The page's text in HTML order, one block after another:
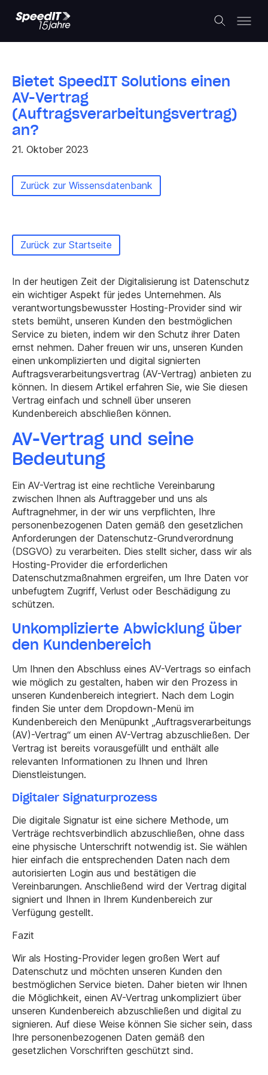
Bietet SpeedIT Solutions einen
AV-Vertrag
(Auftragsverarbeitungsvertrag)
an?
21. Oktober 2023
Zurück zur Wissensdatenbank
Zurück zur Startseite
In der heutigen Zeit der Digitalisierung ist Datenschutz
ein wichtiger Aspekt für jedes Unternehmen. Als
verantwortungsbewusster Hosting-Provider sind wir
stets bemüht, unseren Kunden den bestmöglichen
Service zu bieten, indem wir den Schutz ihrer Daten
ernst nehmen. Daher freuen wir uns, unseren Kunden
einen unkomplizierten und digital signierten
Auftragsverarbeitungsvertrag (AV-Vertrag) anbieten zu
können. In diesem Artikel erfahren Sie, wie Sie diesen
Vertrag einfach und schnell über unseren
Kundenbereich abschließen können.
AV-Vertrag und seine
Bedeutung
Ein AV-Vertrag ist eine rechtliche Vereinbarung
zwischen Ihnen als Auftraggeber und uns als
Auftragnehmer, in der wir uns verpflichten, Ihre
personenbezogenen Daten gemäß den gesetzlichen
Anforderungen der Datenschutz-Grundverordnung
(DSGVO) zu verarbeiten. Dies stellt sicher, dass wir als
Hosting-Provider die erforderlichen
Datenschutzmaßnahmen ergreifen, um Ihre Daten vor
unbefugtem Zugriff, Verlust oder Beschädigung zu
schützen.
Unkomplizierte Abwicklung über
den Kundenbereich
Um Ihnen den Abschluss eines AV-Vertrags so einfach
wie möglich zu gestalten, haben wir den Prozess in
unseren Kundenbereich integriert. Nach dem Login
finden Sie unter dem Dropdown-Menü im
Kundenbereich den Menüpunkt „Auftragsverarbeitungs
(AV)-Vertrag“ um einen AV-Vertrag abzuschließen. Der
Vertrag ist bereits vorausgefüllt und enthält alle
relevanten Informationen zu Ihnen und Ihren
Dienstleistungen.
Digitaler Signaturprozess
Die digitale Signatur ist eine sichere Methode, um
Verträge rechtsverbindlich abzuschließen, ohne dass
eine physische Unterschrift notwendig ist. Sie wählen
hier einfach die entsprechenden Daten nach dem
autorisierten Login aus und bestätigen die
Vereinbarungen. Anschließend wird der Vertrag digital
signiert und Ihnen in Ihrem Kundenbereich zur
Verfügung gestellt.
Fazit
Wir als Hosting-Provider legen großen Wert auf
Datenschutz und möchten unseren Kunden den
bestmöglichen Service bieten. Daher bieten wir Ihnen
die Möglichkeit, einen AV-Vertrag unkompliziert über
unseren Kundenbereich abzuschließen und digital zu
signieren. Auf diese Weise können Sie sicher sein, dass
Ihre personenbezogenen Daten gemäß den
gesetzlichen Vorschriften geschützt sind.